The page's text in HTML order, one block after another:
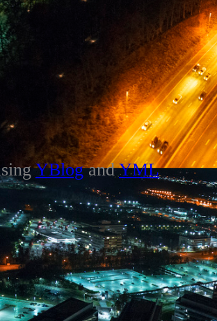
YBlogandYML